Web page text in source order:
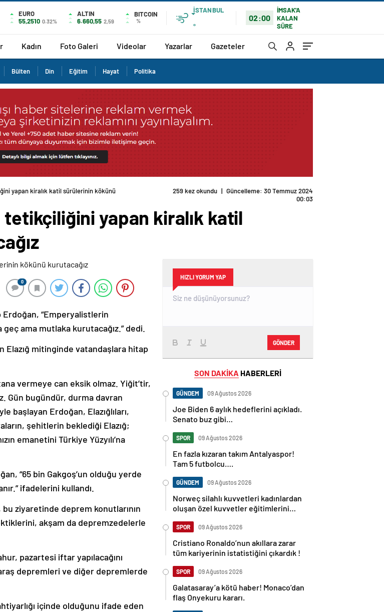
EURO
55,2510 0.32%
ALTIN
6.660,55 2,59
BITCOIN
%
İSTANBUL
°
02:00
İMSAK'A
KALAN
SÜRE
Kadın Foto Galeri Videolar Yazarlar Gazeteler
Bülten Din Eğitim Hayat Politika
yapan kiralık katil sürülerinin kökünü
259 kez okundu | Güncelleme: 30 Temmuz 2024
00:03
yapan kiralık katil
0
Erdoğan, “Emperyalistlerin
ama mutlaka kurutacağız.” dedi.
Elazığ mitinginde vatandaşlara hitap
vermeye can eksik olmaz. Yiğit’tir,
Gün bugündür, durma davran
başlayan Erdoğan, Elazığlıları,
şehitlerin beklediği Elazığ;
emanetini Türkiye Yüzyılı’na
“65 bin Gakgoş’un olduğu yerde
ifadelerini kullandı.
bu ziyaretinde deprem konutlarının
akşam da depremzedelerle
pazartesi iftar yapılacağını
depremleri ve diğer depremlerde
içinde olduğunu ifade eden
HIZLI YORUM YAP
GÖNDER
SON DAKİKA HABERLERİ
GÜNDEM 09 Ağustos 2026
Joe Biden 6 aylık hedeflerini açıkladı.
Senato buz gibi…
SPOR 09 Ağustos 2026
En fazla kızaran takım Antalyaspor!
Tam 5 futbolcu….
GÜNDEM 09 Ağustos 2026
Norweç silahlı kuvvetleri kadınlardan
oluşan özel kuvvetler eğitimlerini
SPOR 09 Ağustos 2026
Cristiano Ronaldo’nun akıllara zarar
tüm kariyerinin istatistiğini çıkardık !
SPOR 09 Ağustos 2026
Galatasaray’a kötü haber! Monaco’dan
flaş Onyekuru kararı.